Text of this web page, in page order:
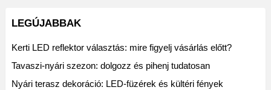
LEGÚJABBAK
Kerti LED reflektor választás: mire figyelj vásárlás előtt?
Tavaszi-nyári szezon: dolgozz és pihenj tudatosan
Nyári terasz dekoráció: LED-füzérek és kültéri fények